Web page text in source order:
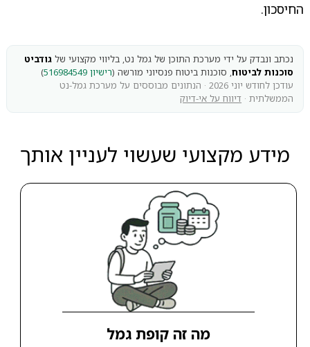
החיסכון.
נכתב ונבדק על ידי מערכת התוכן של גמל נט, בליווי מקצועי של גודביט
סוכנות לביטוח, סוכנות ביטוח פנסיוני מורשה (רישיון 516984549
)
עודכן לחודש יוני 2026 · הנתונים מבוססים על מערכת גמל-נט
הממשלתית · דיווח על אי-דיוק
מידע מקצועי שעשוי לעניין אותך
מה זה קופת גמל